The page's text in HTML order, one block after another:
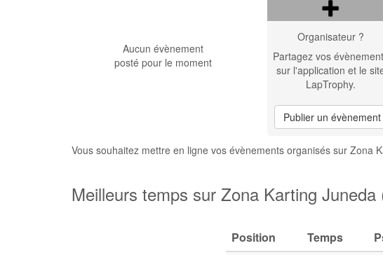
Aucun évènement
posté pour le moment
Organisateur ?
Partagez vos
sur l'application et le
LapTrophy.
Publier un évènement
Vous souhaitez mettre en ligne vos évènements organisés sur Zona
Meilleurs temps sur Zona Karting Juneda
Position Temps